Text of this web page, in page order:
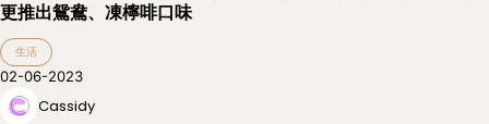
更推出鴛鴦、凍檸啡口味
生活
02-06-2023
Cassidy